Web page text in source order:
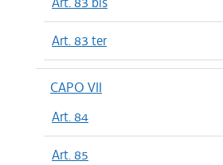
Art. 83 ter
CAPO VII
Art. 84
Art. 85